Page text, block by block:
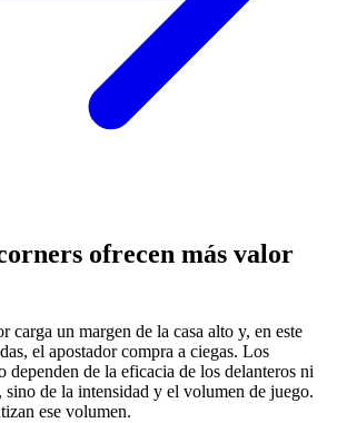
ofrecen más valor
carga un margen de la casa alto y, en este
el apostador compra a ciegas. Los
dependen de la eficacia de los delanteros ni
de la intensidad y el volumen de juego.
ese volumen.